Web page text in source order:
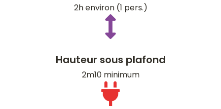
2h environ (1 pers.)
Hauteur sous plafond
2m10 minimum